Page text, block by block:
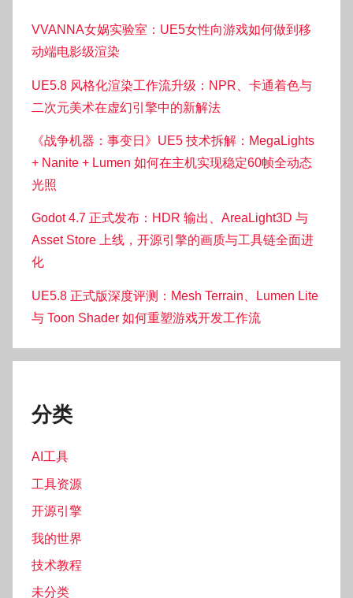
VVANNA女娲实验室：UE5女性向游戏如何做到移
动端电影级渲染
UE5.8 风格化渲染工作流升级：NPR、卡通着色与
二次元美术在虚幻引擎中的新解法
《战争机器：事变日》UE5 技术拆解：MegaLights
+ Nanite + Lumen 如何在主机实现稳定60帧全动态
光照
Godot 4.7 正式发布：HDR 输出、AreaLight3D 与
Asset Store 上线，开源引擎的画质与工具链全面进
化
UE5.8 正式版深度评测：Mesh Terrain、Lumen Lite
与 Toon Shader 如何重塑游戏开发工作流
分类
AI工具
工具资源
开源引擎
我的世界
技术教程
未分类